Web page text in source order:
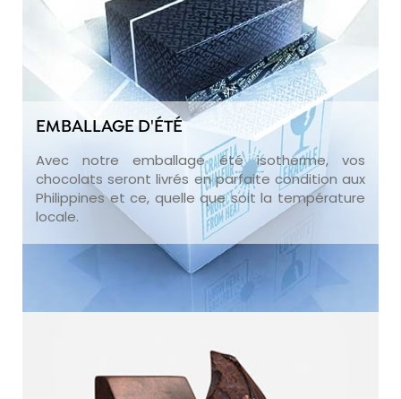
EMBALLAGE D'ÉTÉ
Avec notre emballage été isotherme, vos
chocolats seront livrés en parfaite condition aux
Philippines et ce, quelle que soit la température
locale.